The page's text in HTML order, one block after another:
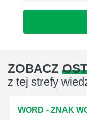
ZOBACZ
z tej strefy
WORD - ZNAK